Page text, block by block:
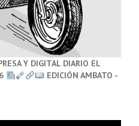
Y DIGITAL DIARIO EL
EDICIÓN AMBATO -